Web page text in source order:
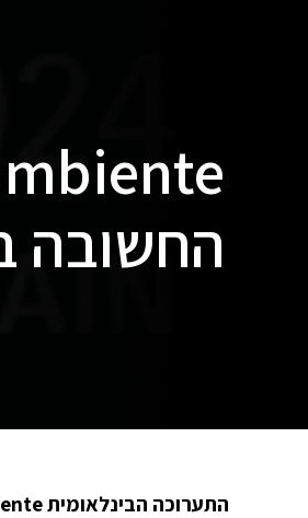
החשובה